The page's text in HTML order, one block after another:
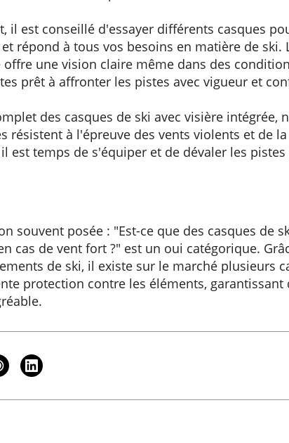
il est conseillé d'essayer différents casques
répond à tous vos besoins en matière de ski.
une vision claire même dans des
prêt à affronter les pistes avec vigueur et
des casques de ski avec visière intégrée,
résistent à l'épreuve des vents violents et de
est temps de s'équiper et de dévaler les pistes
souvent posée : "Est-ce que des casques de
cas de vent fort ?" est un oui catégorique.
de ski, il existe sur le marché plusieurs
protection contre les éléments, garantissant